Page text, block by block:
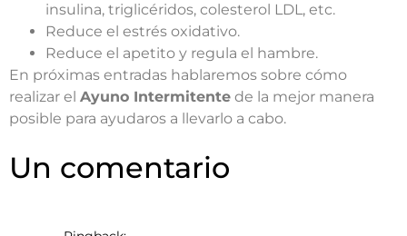
insulina, triglicéridos, colesterol LDL, etc.
Reduce el estrés oxidativo.
Reduce el apetito y regula el hambre.
En próximas entradas hablaremos sobre cómo
realizar el Ayuno Intermitente de la mejor manera
posible para ayudaros a llevarlo a cabo.
Un comentario